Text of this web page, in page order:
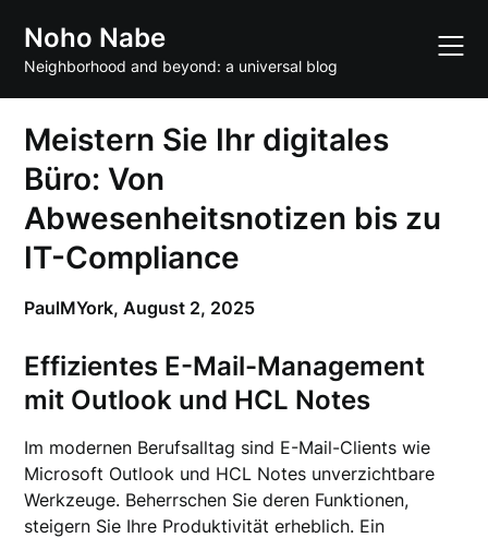
content
Noho Nabe
Neighborhood and beyond: a universal blog
Meistern Sie Ihr digitales
Büro: Von
Abwesenheitsnotizen bis zu
IT-Compliance
PaulMYork,August 2, 2025
Effizientes E-Mail-Management
mit Outlook und HCL Notes
Im modernen Berufsalltag sind E-Mail-Clients wie
Microsoft Outlook und HCL Notes unverzichtbare
Werkzeuge. Beherrschen Sie deren Funktionen,
steigern Sie Ihre Produktivität erheblich. Ein